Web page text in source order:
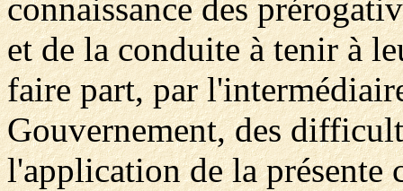
connaissance des
et de la conduite à tenir à
faire part, par
Gouvernement, des
l'application de la présente